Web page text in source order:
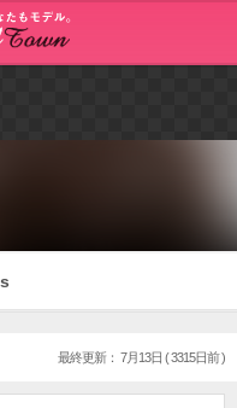
最終更新： 7月13日 ( 3315日前 )